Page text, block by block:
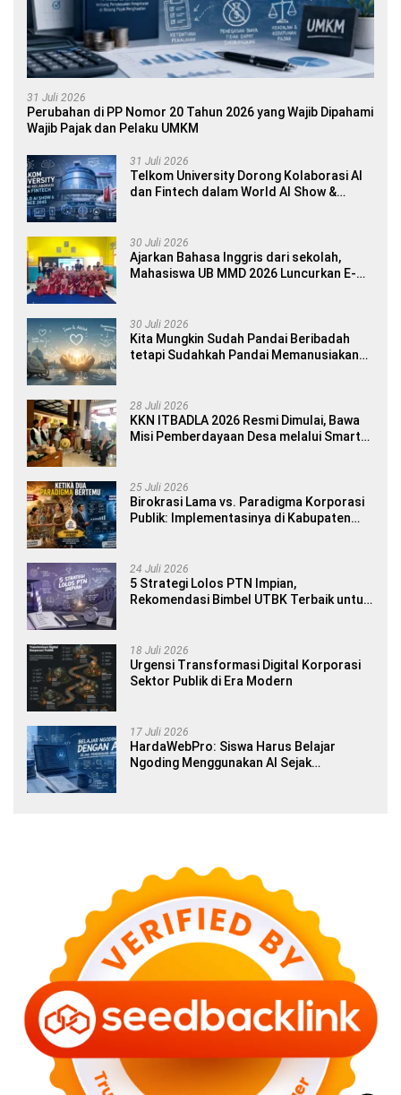
31 Juli 2026
Perubahan di PP Nomor 20 Tahun 2026 yang Wajib Dipahami
Wajib Pajak dan Pelaku UMKM
31 Juli 2026
Telkom University Dorong Kolaborasi AI
dan Fintech dalam World AI Show &
30 Juli 2026
Ajarkan Bahasa Inggris dari sekolah,
Mahasiswa UB MMD 2026 Luncurkan E-
30 Juli 2026
Kita Mungkin Sudah Pandai Beribadah
tetapi Sudahkah Pandai Memanusiakan
28 Juli 2026
KKN ITBADLA 2026 Resmi Dimulai, Bawa
Misi Pemberdayaan Desa melalui Smart
25 Juli 2026
Birokrasi Lama vs. Paradigma Korporasi
Publik: Implementasinya di Kabupaten
24 Juli 2026
5 Strategi Lolos PTN Impian,
Rekomendasi Bimbel UTBK Terbaik untuk
18 Juli 2026
Urgensi Transformasi Digital Korporasi
Sektor Publik di Era Modern
17 Juli 2026
HardaWebPro: Siswa Harus Belajar
Ngoding Menggunakan AI Sejak